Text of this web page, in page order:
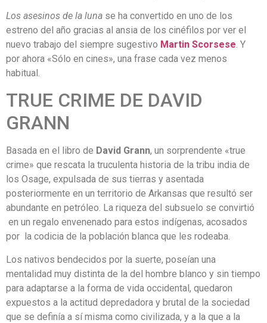
Los asesinos de la luna se ha convertido en uno de los
estreno del año gracias al ansia de los cinéfilos por ver el
nuevo trabajo del siempre sugestivo Martin Scorsese. Y
por ahora «Sólo en cines», una frase cada vez menos
habitual.
TRUE CRIME DE DAVID
GRANN
Basada en el libro de David Grann, un sorprendente «true
crime» que rescata la truculenta historia de la tribu india de
los Osage, expulsada de sus tierras y asentada
posteriormente en un territorio de Arkansas que resultó ser
abundante en petróleo. La riqueza del subsuelo se convirtió
en un regalo envenenado para estos indígenas, acosados
por la codicia de la población blanca que les rodeaba.
Los nativos bendecidos por la suerte, poseían una
mentalidad muy distinta de la del hombre blanco y sin tiempo
para adaptarse a la forma de vida occidental, quedaron
expuestos a la actitud depredadora y brutal de la sociedad
que se definía a sí misma como civilizada, y a la que a la